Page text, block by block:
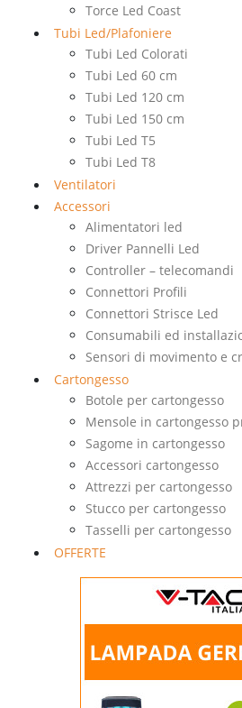
Torce Led Coast
Tubi Led/Plafoniere
Tubi Led Colorati
Tubi Led 60 cm
Tubi Led 120 cm
Tubi Led 150 cm
Tubi Led T5
Tubi Led T8
Ventilatori
Accessori
Alimentatori led
Driver Pannelli Led
Controller – telecomandi
Connettori Profili
Connettori Strisce Led
Consumabili ed
Sensori di movimento e
Cartongesso
Botole per cartongesso
Mensole in cartongesso
Sagome in cartongesso
Accessori cartongesso
Attrezzi per cartongesso
Stucco per cartongesso
Tasselli per cartongesso
OFFERTE